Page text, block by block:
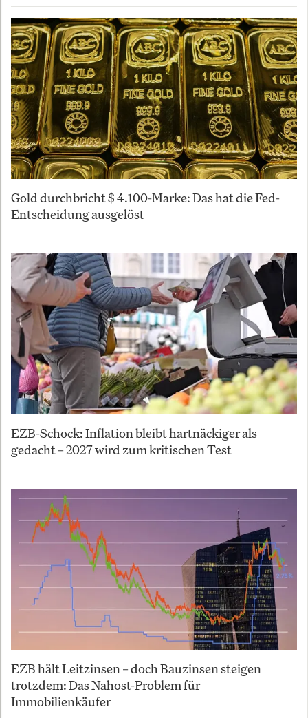
Gold durchbricht $ 4.100-Marke: Das hat die Fed-
Entscheidung ausgelöst
EZB-Schock: Inflation bleibt hartnäckiger als
gedacht – 2027 wird zum kritischen Test
EZB hält Leitzinsen – doch Bauzinsen steigen
trotzdem: Das Nahost-Problem für
Immobilienkäufer